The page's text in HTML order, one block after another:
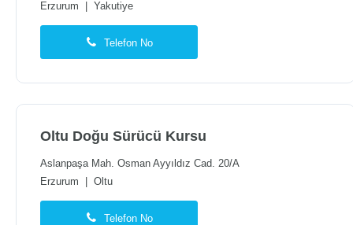
Erzurum
Yakutiye
Telefon No
Oltu Doğu Sürücü Kursu
Aslanpaşa Mah. Osman Ayyıldız Cad. 20/A
Erzurum
Oltu
Telefon No